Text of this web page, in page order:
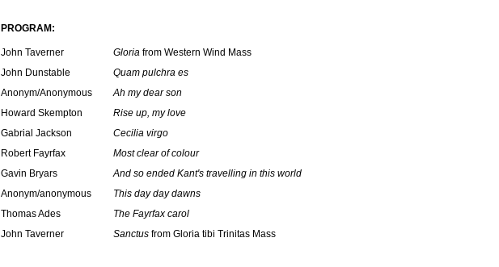
PROGRAM:
John Taverner Gloria from Western Wind Mass
John Dunstable
Quam pulchra es
Anonym/Anonymous
Ah my dear son
Howard Skempton
Rise up, my love
Gabrial Jackson
Cecilia virgo
Robert Fayrfax
Most clear of colour
Gavin Bryars
And so ended Kant's travelling in this world
Anonym/anonymous
This day day dawns
Thomas Ades
The Fayrfax carol
John Taverner
Sanctus from Gloria tibi Trinitas Mass